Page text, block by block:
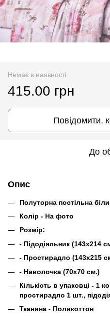
Немає в наявності
415.00 грн
Повідомити,
До
Опис
Полуторна постільна
Колір - На фото
Розмір:
- Підодіяльник (143х214
- Простирадло (143х215
- Наволочка (70х70 см.)
Кількість в упаковці - 1
простирадло 1 шт.,
Тканина - Поликоттон